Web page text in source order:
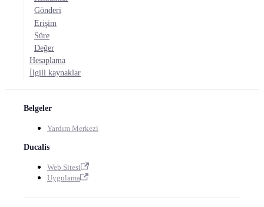
Gönderi
Erişim
Süre
Değer
Hesaplama
İlgili kaynaklar
Belgeler
Yardım Merkezi
Ducalis
Web Sitesi
Uygulama